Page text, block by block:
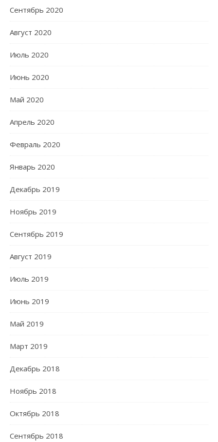
Сентябрь 2020
Август 2020
Июль 2020
Июнь 2020
Май 2020
Апрель 2020
Февраль 2020
Январь 2020
Декабрь 2019
Ноябрь 2019
Сентябрь 2019
Август 2019
Июль 2019
Июнь 2019
Май 2019
Март 2019
Декабрь 2018
Ноябрь 2018
Октябрь 2018
Сентябрь 2018